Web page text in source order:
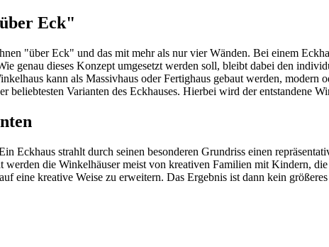
Eck"
"über Eck" und das mit mehr als nur vier Wänden. Bei einem
genau dieses Konzept umgesetzt werden soll, bleibt dabei den
kann als Massivhaus oder Fertighaus gebaut werden, modern
Varianten des Eckhauses. Hierbei wird der entstandene
Eckhaus strahlt durch seinen besonderen Grundriss einen
die Winkelhäuser meist von kreativen Familien mit Kindern,
eine kreative Weise zu erweitern. Das Ergebnis ist dann kein